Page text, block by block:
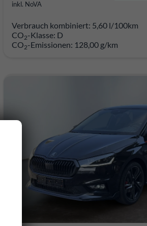
inkl. NoVA
Verbrauch kombiniert: 5,60 l/100km
CO2-Klasse: D
CO2-Emissionen: 128,00 g/km